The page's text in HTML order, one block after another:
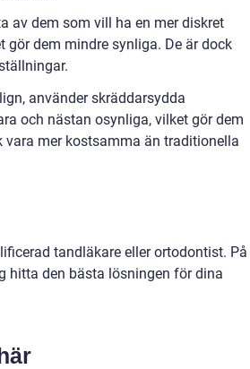
av dem som vill ha en mer diskret
dem mindre synliga. De är dock
använder skräddarsydda
och nästan osynliga, vilket gör dem
mer kostsamma än traditionella
tandläkare eller ortodontist. På
hitta den bästa lösningen för dina